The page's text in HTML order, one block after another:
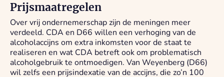
Prijsmaatregelen
Over vrij ondernemerschap zijn de meningen meer
verdeeld. CDA en D66 willen een verhoging van de
alcoholaccijns om extra inkomsten voor de staat te
realiseren en wat CDA betreft ook om problematisch
alcoholgebruik te ontmoedigen. Van Weyenberg (D66)
wil zelfs een prijsindexatie van de accijns, die zo’n 100